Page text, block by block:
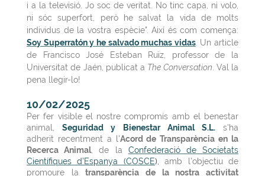
i a la televisió. Jo soc de veritat. No tinc capa, ni volo,
ni sóc superfort, però he salvat la vida de molts
individus de la vostra espècie". Així és com comença:
Soy Superratón y he salvado muchas vidas. Un article
de Francisco José Esteban Ruiz, professor de la
Universitat de Jaén, publicat a The Conversation . Val la
pena llegir-lo!
10/02/2025
Per fer visible el nostre compromís amb el benestar
animal,
Seguridad y Bienestar Animal S.L.
s'ha
adherit recentment a l'Acord de Transparència en la
Recerca Animal, de la
Confederació de Societats
Científiques d'Espanya (COSCE),
amb l'objectiu de
promoure latransparència de la nostra activitat